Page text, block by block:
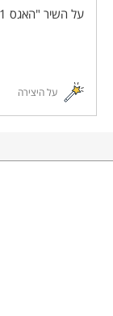
על השיר "האגס 1" שכתב והלחין אהוד בנאי.
על היצירה